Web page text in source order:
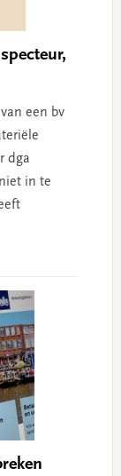
een bv
dga
in te